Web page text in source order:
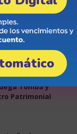
Ciudad de
vida
profesionales
Tomba y
Patrimonial